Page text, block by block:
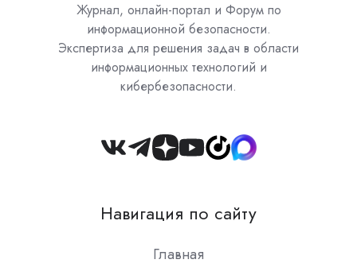
Журнал, онлайн-портал и Форум по
информационной безопасности.
Экспертиза для решения задач в области
информационных технологий и
кибербезопасности.
Join
Slack
Навигация по сайту
Главная